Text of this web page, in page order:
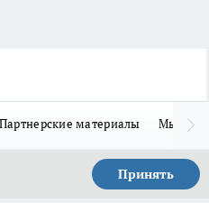
Партнерские материалы Мы в
Принять